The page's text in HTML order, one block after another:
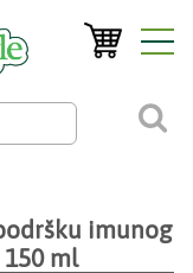
imunog
ml